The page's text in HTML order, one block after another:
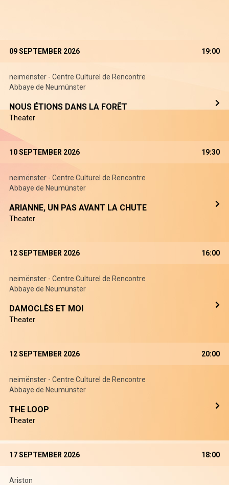
09 SEPTEMBER 2026 19:00
neimënster - Centre Culturel de Rencontre
Abbaye de Neumünster
NOUS ÉTIONS DANS LA FORÊT
Theater
10 SEPTEMBER 2026 19:30
neimënster - Centre Culturel de Rencontre
Abbaye de Neumünster
ARIANNE, UN PAS AVANT LA CHUTE
Theater
12 SEPTEMBER 2026 16:00
neimënster - Centre Culturel de Rencontre
Abbaye de Neumünster
DAMOCLÈS ET MOI
Theater
12 SEPTEMBER 2026 20:00
neimënster - Centre Culturel de Rencontre
Abbaye de Neumünster
THE LOOP
Theater
17 SEPTEMBER 2026 18:00
Ariston